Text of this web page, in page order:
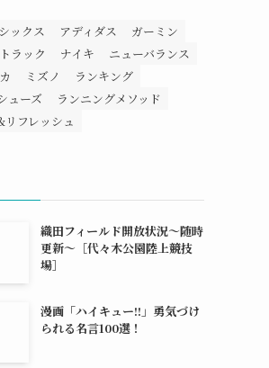
ックス アディダス
ガーミン
トラック ナイキ
ニューバランス
ミズノ
ランキング
ューズ
ランニングメソッド
リフレッシュ
織田フィールド開放状況～随時
更新～［代々木公園陸上競技
場］
漫画「ハイキュー!!」勇気づけ
られる名言100選！